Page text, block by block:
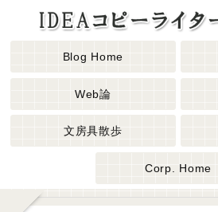
Blog Home
Web論
文房具散歩
Corp. Home